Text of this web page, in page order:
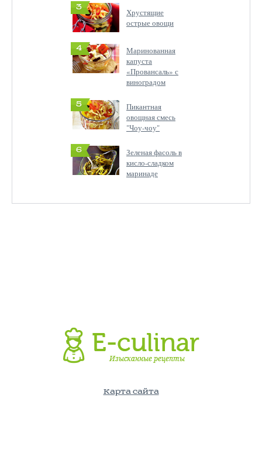
3
Хрустящие
острые овощи
4
Маринованная
капуста
«Провансаль» с
виноградом
5
Пикантная
овощная смесь
"Чоу-чоу"
6
Зеленая фасоль в
кисло-сладком
маринаде
Карта сайта